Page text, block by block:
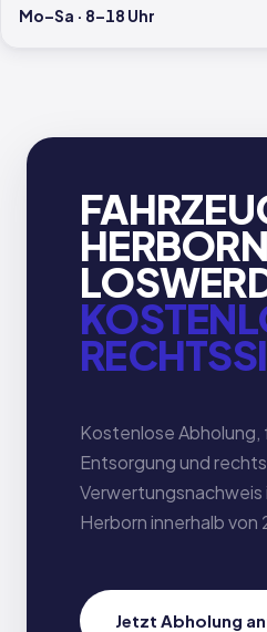
Mo–Sa · 8–18 Uhr
HERBORN
Kostenlose
Entsorgung und
Verwertungsnachweis
Herborn innerhalb von
Jetzt Abholung